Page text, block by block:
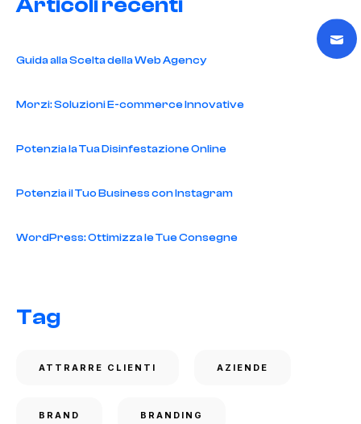
Guida alla Scelta della Web Agency
Morzi: Soluzioni E-commerce Innovative
Potenzia la Tua Disinfestazione Online
Potenzia il Tuo Business con Instagram
WordPress: Ottimizza le Tue Consegne
Tag
ATTRARRE CLIENTI AZIENDE
BRAND BRANDING